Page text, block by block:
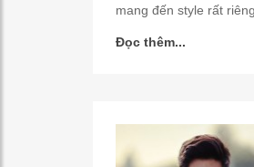
mang đến style rất
Đọc thêm...